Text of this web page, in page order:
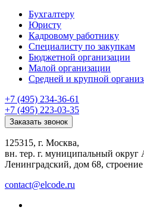
Бухгалтеру
Юристу
Кадровому работнику
Специалисту по закупкам
Бюджетной организации
Малой организации
Средней и крупной
+7 (495) 234-36-61
+7 (495) 223-03-35
Заказать звонок
125315, г. Москва,
вн. тер. г. муниципальный округ
Ленинградский, дом 68,
contact@elcode.ru